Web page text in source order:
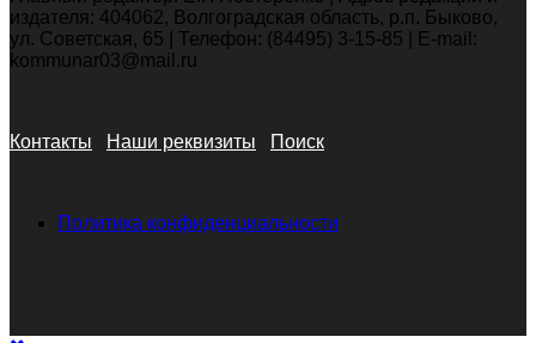
издателя: 404062, Волгоградская область, р.п. Быково,
ул. Советская, 65 | Телефон: (84495) 3-15-85 | E-mail:
kommunar03@mail.ru
Контакты Наши реквизиты Поиск
Политика конфиденциальности